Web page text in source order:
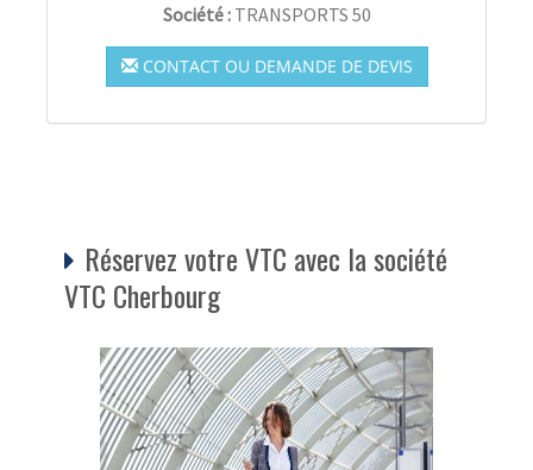
Société : TRANSPORTS 50
CONTACT OU DEMANDE DE DEVIS
Réservez votre VTC avec la société
VTC Cherbourg